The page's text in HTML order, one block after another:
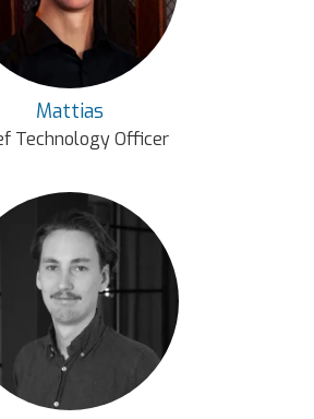
Mattias
Technology Officer